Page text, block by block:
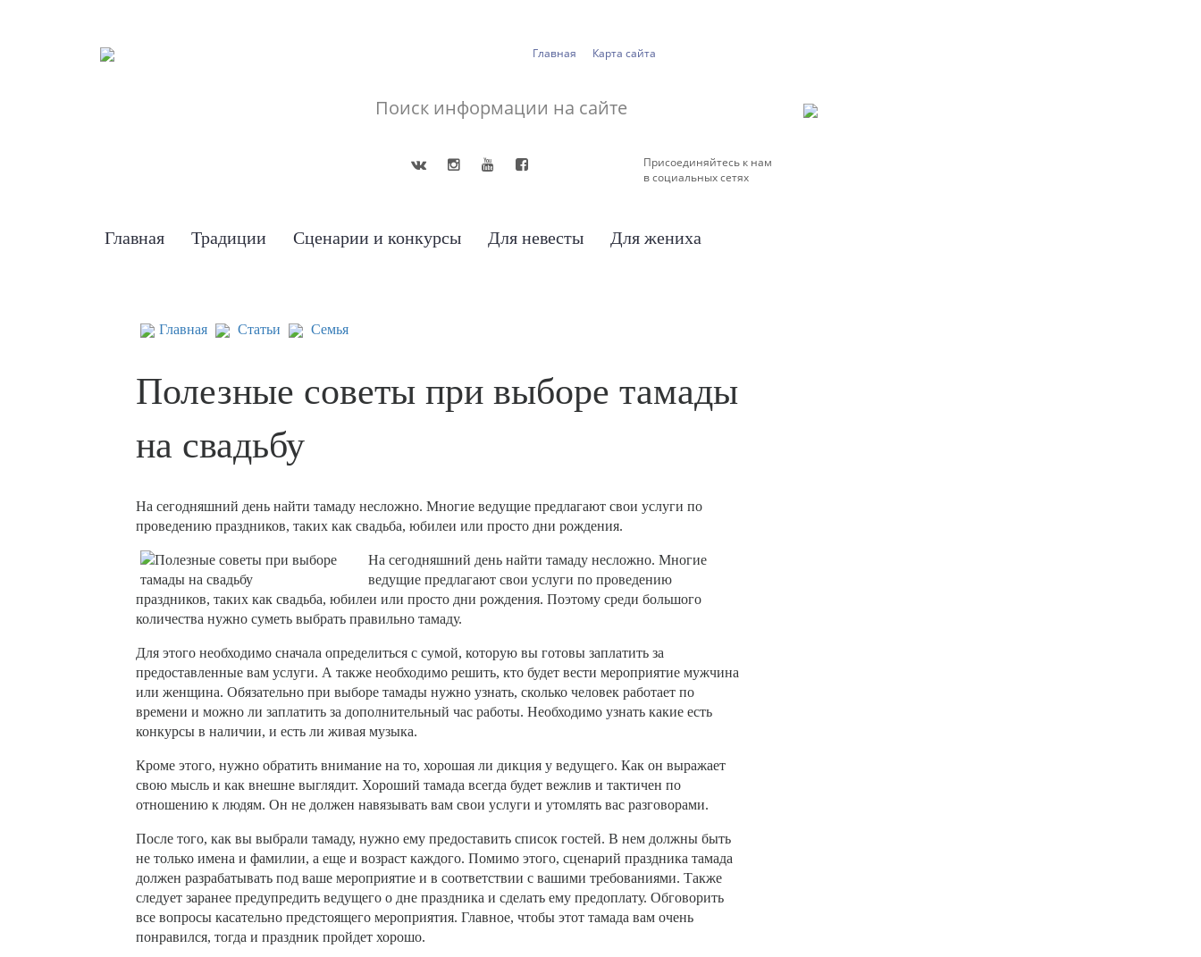
Главная Карта сайта
Присоединяйтесь к нам
в социальных сетях
Главная Традиции Сценарии и конкурсы Для невесты Для жениха
Главная Статьи Семья
Полезные советы при выборе тамады
на свадьбу
На сегодняшний день найти тамаду несложно. Многие ведущие предлагают свои услуги по
проведению праздников, таких как свадьба, юбилеи или просто дни рождения.
На сегодняшний день найти тамаду несложно. Многие
ведущие предлагают свои услуги по проведению
праздников, таких как свадьба, юбилеи или просто дни рождения. Поэтому среди большого
количества нужно суметь выбрать правильно тамаду.
Для этого необходимо сначала определиться с сумой, которую вы готовы заплатить за
предоставленные вам услуги. А также необходимо решить, кто будет вести мероприятие мужчина
или женщина. Обязательно при выборе тамады нужно узнать, сколько человек работает по
времени и можно ли заплатить за дополнительный час работы. Необходимо узнать какие есть
конкурсы в наличии, и есть ли живая музыка.
Кроме этого, нужно обратить внимание на то, хорошая ли дикция у ведущего. Как он выражает
свою мысль и как внешне выглядит. Хороший тамада всегда будет вежлив и тактичен по
отношению к людям. Он не должен навязывать вам свои услуги и утомлять вас разговорами.
После того, как вы выбрали тамаду, нужно ему предоставить список гостей. В нем должны быть
не только имена и фамилии, а еще и возраст каждого. Помимо этого, сценарий праздника тамада
должен разрабатывать под ваше мероприятие и в соответствии с вашими требованиями. Также
следует заранее предупредить ведущего о дне праздника и сделать ему предоплату. Обговорить
все вопросы касательно предстоящего мероприятия. Главное, чтобы этот тамада вам очень
понравился, тогда и праздник пройдет хорошо.